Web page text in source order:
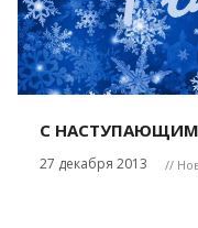
С
27 декабря 2013 //